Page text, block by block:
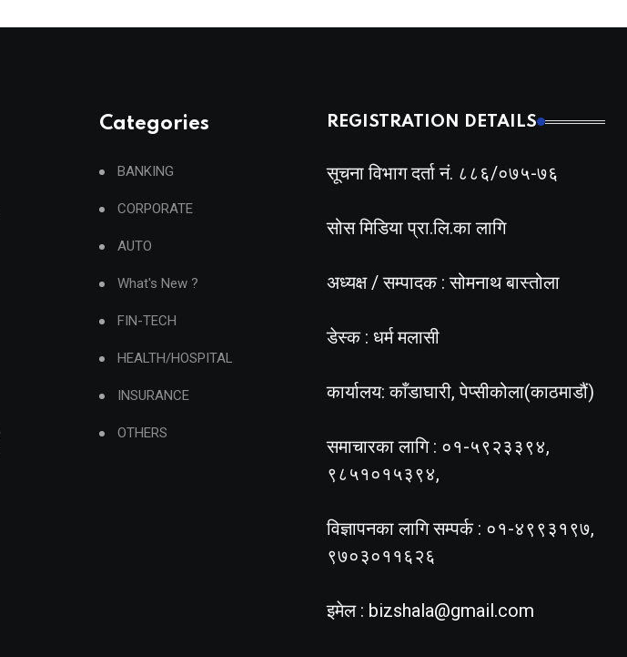
Categories
BANKING
CORPORATE
AUTO
What's New ?
FIN-TECH
HEALTH/HOSPITAL
INSURANCE
OTHERS
REGISTRATION DETAILS
सूचना विभाग दर्ता नं. ८८६/०७५-७६
सोस मिडिया प्रा.लि.का लागि
अध्यक्ष / सम्पादक : सोमनाथ बास्तोला
डेस्क : धर्म मलासी
कार्यालय: काँडाघारी, पेप्सीकोला(काठमाडौं)
समाचारका लागि : ०१-५९२३३९४,
९८५१०१५३९४,
विज्ञापनका लागि सम्पर्क : ०१-४९९३१९७,
९७०३०११६२६
इमेल : bizshala@gmail.com